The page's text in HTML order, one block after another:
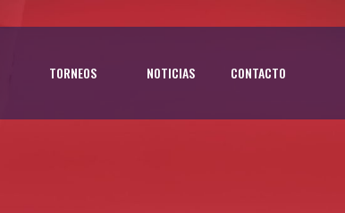
TORNEOS NOTICIAS CONTACTO